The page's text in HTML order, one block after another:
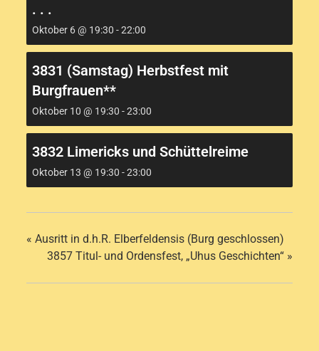
. . .
Oktober 6 @ 19:30 -22:00
3831 (Samstag) Herbstfest mit
Burgfrauen**
Oktober 10 @ 19:30 -23:00
3832 Limericks und Schüttelreime
Oktober 13 @ 19:30 -23:00
« Ausritt in d.h.R. Elberfeldensis (Burg geschlossen)
3857 Titul- und Ordensfest, „Uhus Geschichten“ »